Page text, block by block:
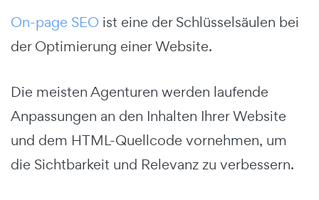
On-page SEO ist eine der Schlüsselsäulen bei
der Optimierung einer Website.
Die meisten Agenturen werden laufende
Anpassungen an den Inhalten Ihrer Website
und dem HTML-Quellcode vornehmen, um
die Sichtbarkeit und Relevanz zu verbessern.